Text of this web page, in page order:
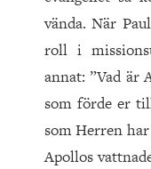
vända. När
roll i
annat: ”Vad är
som förde er
som Herren
Apollos